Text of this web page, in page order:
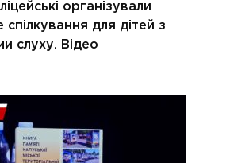
організували
спілкування для дітей з
слуху. Відео